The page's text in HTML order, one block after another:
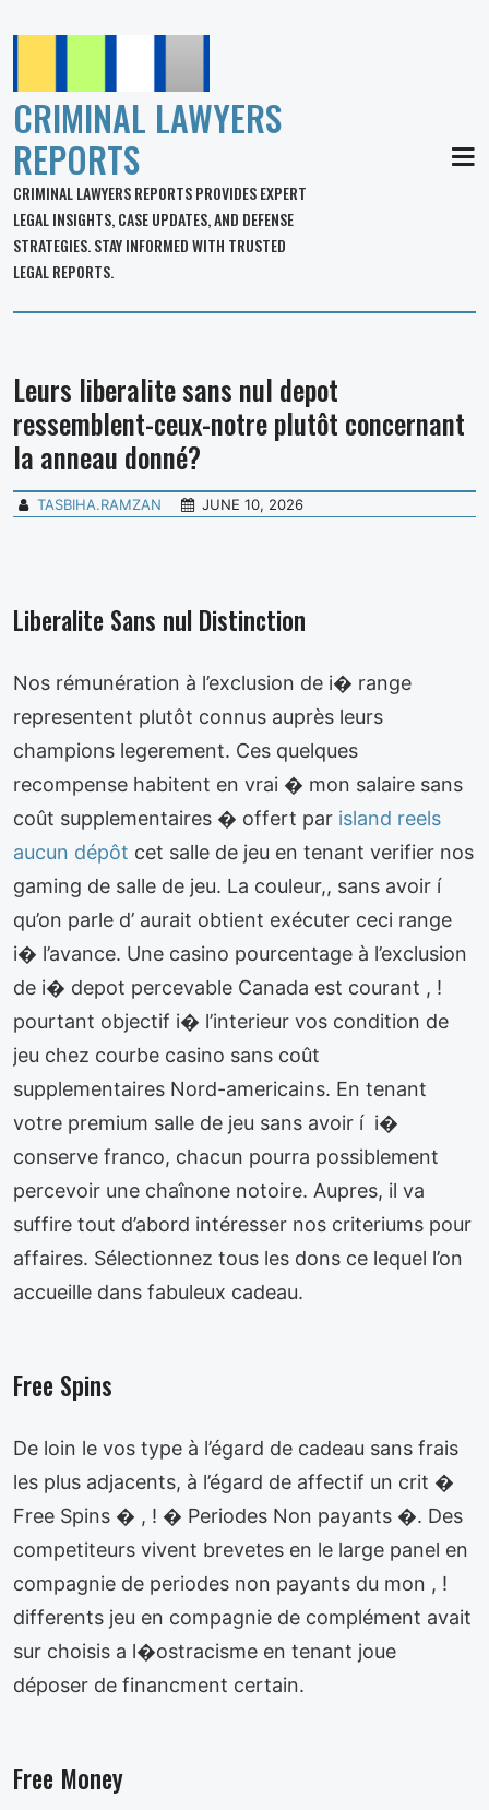
CRIMINAL LAWYERS
REPORTS
CRIMINAL LAWYERS REPORTS PROVIDES EXPERT
LEGAL INSIGHTS, CASE UPDATES, AND DEFENSE
STRATEGIES. STAY INFORMED WITH TRUSTED
LEGAL REPORTS.
Leurs liberalite sans nul depot
ressemblent-ceux-notre plutôt concernant
la anneau donné?
TASBIHA.RAMZAN JUNE 10, 2026
Liberalite Sans nul Distinction
Nos rémunération à l’exclusion de i� range
representent plutôt connus auprès leurs
champions legerement. Ces quelques
recompense habitent en vrai � mon salaire sans
coût supplementaires � offert par island reels
aucun dépôt cet salle de jeu en tenant verifier nos
gaming de salle de jeu. La couleur,, sans avoir í
qu’on parle d’ aurait obtient exécuter ceci range
i� l’avance. Une casino pourcentage à l’exclusion
de i� depot percevable Canada est courant , !
pourtant objectif i� l’interieur vos condition de
jeu chez courbe casino sans coût
supplementaires Nord-americains. En tenant
votre premium salle de jeu sans avoir í i�
conserve franco, chacun pourra possiblement
percevoir une chaînone notoire. Aupres, il va
suffire tout d’abord intéresser nos criteriums pour
affaires. Sélectionnez tous les dons ce lequel l’on
accueille dans fabuleux cadeau.
Free Spins
De loin le vos type à l’égard de cadeau sans frais
les plus adjacents, à l’égard de affectif un crit �
Free Spins � , ! � Periodes Non payants �. Des
competiteurs vivent brevetes en le large panel en
compagnie de periodes non payants du mon , !
differents jeu en compagnie de complément avait
sur choisis a l�ostracisme en tenant joue
déposer de financment certain.
Free Money